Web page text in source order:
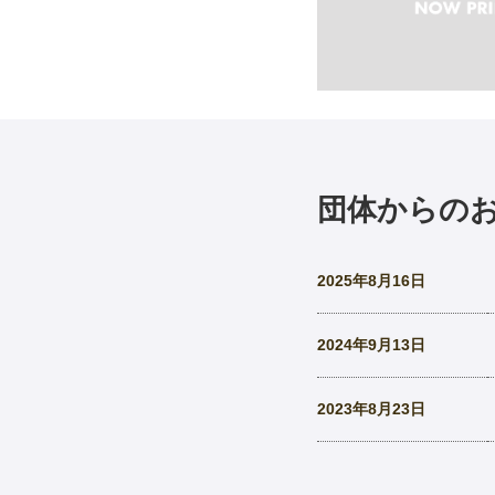
団体からの
2025年8月16日
2024年9月13日
2023年8月23日